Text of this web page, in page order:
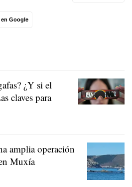
en Google
¿Y si el
claves para
amplia operación
Muxía